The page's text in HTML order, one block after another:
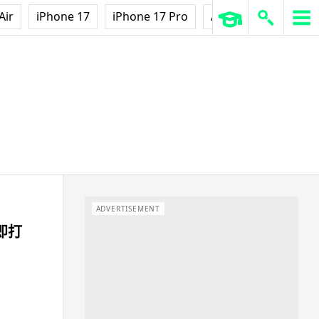
iPhone 17 iPhone 17 Pro AirPods Pro 3
打
ADVERTISEMENT